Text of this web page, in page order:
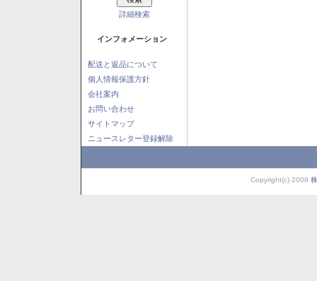
詳細検索
インフォメーション
配送と返品について
個人情報保護方針
会社案内
お問い合わせ
サイトマップ
ニュースレター登録解除
Copyright(c) 2008